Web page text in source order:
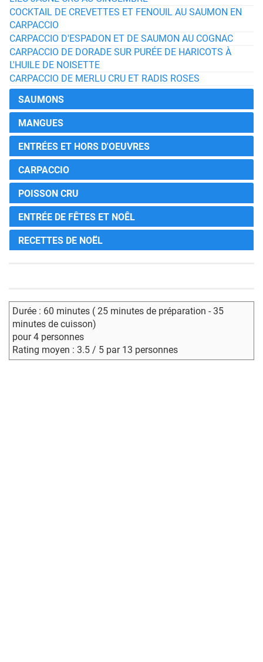
COCKTAIL DE CREVETTES ET FENOUIL AU SAUMON EN
CARPACCIO
CARPACCIO D'ESPADON ET DE SAUMON AU COGNAC
CARPACCIO DE DORADE SUR PURÉE DE HARICOTS À
L'HUILE DE NOISETTE
CARPACCIO DE MERLU CRU ET RADIS ROSES
SAUMONS
MANGUES
ENTRÉES ET HORS D'OEUVRES
CARPACCIO
POISSON CRU
ENTRÉE DE FÊTES ET NOÊL
RECETTES DE NOËL
Durée : 60 minutes ( 25 minutes de préparation - 35
minutes de cuisson)
pour 4 personnes
Rating moyen : 3.5 / 5 par 13 personnes